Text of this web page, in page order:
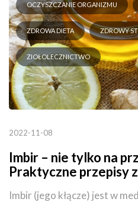
OCZYSZCZANIE ORGANIZMU
ZDROWA DIETA ZDROWY
ZIOŁOLECZNICTWO
2022-11-08
Imbir – nie tylko na
Praktyczne przepisy
Imbir (jego kłącze) jest w